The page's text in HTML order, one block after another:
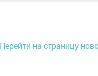
Перейти на страницу